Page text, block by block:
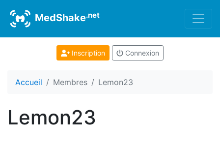
MedShake.net
Inscription Connexion
Accueil Membres Lemon23
Lemon23